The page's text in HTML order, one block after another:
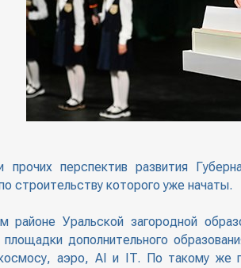
перспектив развития
строительству которого уже начаты.
Уральской загородной
площадки дополнительного
аэро, AI и IT. По такому же